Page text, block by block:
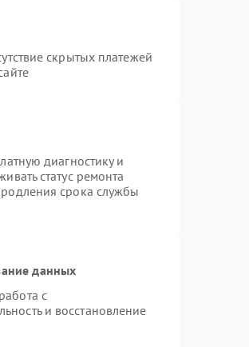
скрытых платежей
диагностику и
статус ремонта
срока службы
данных
с
и восстановление